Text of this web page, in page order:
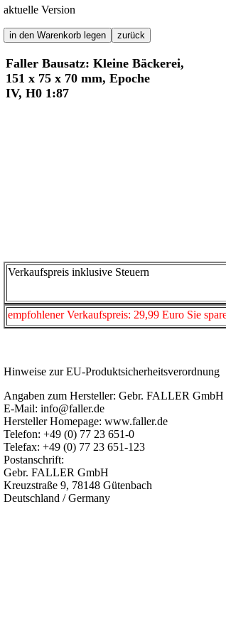
aktuelle Version
Faller Bausatz: Kleine Bäckerei,
151 x 75 x 70 mm, Epoche
IV, H0 1:87
Verkaufspreis inklusive Steuern
empfohlener Verkaufspreis: 29,99 Euro Sie
Hinweise zur EU-Produktsicherheitsverordnung
Angaben zum Hersteller: Gebr. FALLER GmbH
E-Mail: info@faller.de
Hersteller Homepage: www.faller.de
Telefon: +49 (0) 77 23 651-0
Telefax: +49 (0) 77 23 651-123
Postanschrift:
Gebr. FALLER GmbH
Kreuzstraße 9, 78148 Gütenbach
Deutschland / Germany